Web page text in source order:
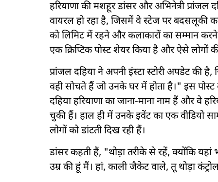
हरियाणा की मशहूर डांसर और अभिनेत्री प्रांजल
वायरल हो रहा है, जिसमें वे स्टेज पर बदसलूकी
को लिमिट में रहने और कलाकारों का सम्मान
एक क्रिप्टिक पोस्ट शेयर किया है और ऐसे लोगों
प्रांजल दहिया ने अपनी इंस्टा स्टोरी अपडेट की
वही सोचते हैं जो उनके घर में होता है।" इस
दहिया हरियाणा का जाना-माना नाम हैं और वे
चुकी हैं। हाल ही में उनके इवेंट का एक
लोगों को डांटती दिख रही हैं।
डांसर कहती हैं, "थोड़ा तरीके से रहें, क्योंकि
उम्र की हूं मैं। हां, काली जैकेट वाले, तू थोड़ा